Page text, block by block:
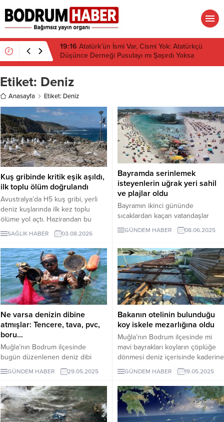
07:58 Ahmet Aras neden CHP’den istifa etmiyor?
Etiket: Deniz
Anasayfa Etiket: Deniz
Kuş gribinde kritik eşik aşıldı,
ilk toplu ölüm doğrulandı
Avustralya’da H5 kuş gribi, yerli
deniz kuşlarında ilk kez toplu
ölüme yol açtı. Hazirandan bu
yana doğrulanan vakalar hızla
artarken, virüsün kanatlı üretimine
sıçramaması için kıyı bölgelerinde
gözetim ve biyogüvenlik önlemleri
sıkılaştırıldı.
SAĞLIK HABER 03.08.2026
Bayramda serinlemek
isteyenlerin uğrak yeri sahil
ve plajlar oldu
Bayramın ikinci gününde
sıcaklardan kaçan vatandaşlar
parkla bahçelerin yanı sıra sahil ve
GÜNDEM HABER 08.06.2025
Ne varsa denizin dibine
atmışlar: Tencere, tava, pvc,
boru…
Muğla’nın Bodrum ilçesinde
bugün düzenlenen deniz dibi
temizliğinde dünyaca ünlü Bitez
plajından çıkanlar şoke etti.
Tencere , tava, pvc boru, otomobil
lastiği ne varsa denize atmışlar
GÜNDEM HABER 29.05.2025
Bakanın otelinin bulunduğu
koy iskele mezarlığına oldu
Muğla’nın Bodrum ilçesinde mi
mavi bayrakları koyların çöplüğe
dönmesi deniz içerisinde kaderine
terk edilen, tonoz, batık tekne eski
iskeleler tehlike ve görüntü kirliliği
yaratması turizmciyi çileden
çıkardı. Turizmciler daha sezonun
başında mavi bayraklı koylar
böyleyse mavi bayraksız koyları
GÜNDEM HABER 19.05.2025